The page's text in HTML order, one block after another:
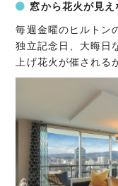
窓から花火が見え
毎週金曜のヒルトン
独立記念日、大晦日
上げ花火が催される